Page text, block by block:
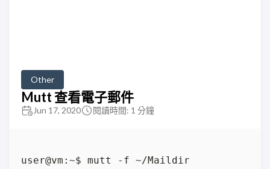
Other
Mutt 查看電子郵件
Jun 17, 2020 閱讀時間: 1 分鐘